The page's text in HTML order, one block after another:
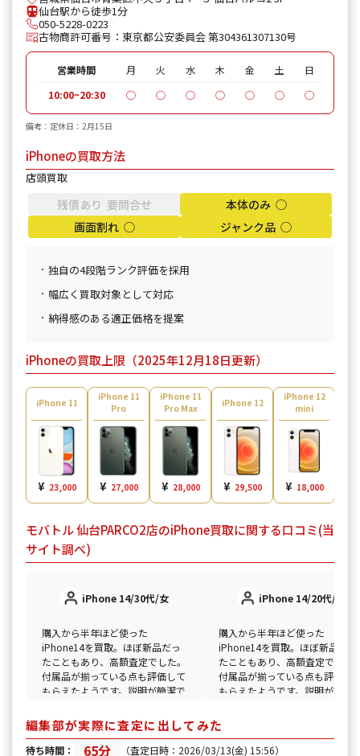
iPhone 11 Pro Max
iPhone XR
iPhone XS
iPhone XS Max
iPhone X
iPhone 8
iPhone 7 Plus
¥18,100
¥20,600
¥12,100
¥15,000
¥16,000
¥14,000
¥8,500
仙台駅から徒歩1分
050-5228-0223
古物商許可番号：東京都公安委員会 第304361307130号
営業時間 月 火 水 木 金 土
日
10:00~20:30
◯ ◯ ◯ ◯ ◯ ◯ ◯
備考：定休日：2月15日
iPhoneの買取方法
店頭買取
残債あり 要問合せ
本体のみ ◯
画面割れ ◯
ジャンク品 ◯
独自の4段階ランク評価を採用
幅広く買取対象として対応
納得感のある適正価格を提案
iPhoneの買取上限（2025年12月18日更新）
iPhone 11
¥ 23,000
iPhone 11
Pro
¥ 27,000
iPhone 11
Pro Max
¥ 28,000
iPhone 12
¥ 29,500
iPhone 12
mini
¥ 18,000
モバトル 仙台PARCO2店のiPhone買取に関する口コミ(当
サイト調べ)
iPhone 14/30代/女
購入から半年ほど使った
iPhone14を買取。ほぼ新品だっ
たこともあり、高額査定でした。
付属品が揃っている点も評価して
もらえたようです。説明が簡潔で
できて満足しています。
iPhone 14/20代/男
購入から半年ほど使った
iPhone14を買取。ほぼ新品だっ
たこともあり、高額査定でした
付属品が揃っている点も評価し
もらえたようです。説明が簡潔
編集部が実際に査定に出してみた
待ち時間： 65分 （査定日時：2026/03/13(金) 15:56）